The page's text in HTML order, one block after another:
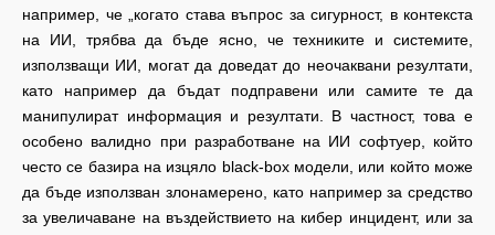
например, че „когато става въпрос за сигурност, в контекста
на ИИ, трябва да бъде ясно, че техниките и системите,
използващи ИИ, могат да доведат до неочаквани резултати,
като например да бъдат подправени или самите те да
манипулират информация и резултати. В частност, това е
особено валидно при разработване на ИИ софтуер, който
често се базира на изцяло black-box модели, или който може
да бъде използван злонамерено, като например за средство
за увеличаване на въздействието на кибер инцидент, или за